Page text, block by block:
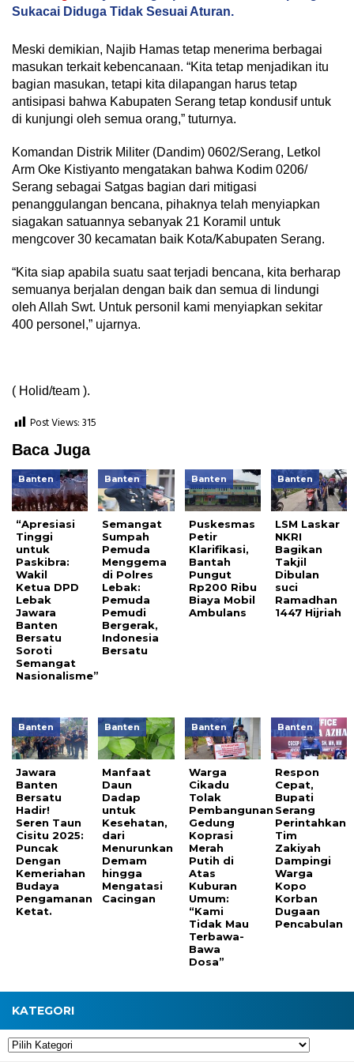
Sukacai Diduga Tidak Sesuai Aturan.
Meski demikian, Najib Hamas tetap menerima berbagai
masukan terkait kebencanaan. “Kita tetap menjadikan itu
bagian masukan, tetapi kita dilapangan harus tetap
antisipasi bahwa Kabupaten Serang tetap kondusif untuk
di kunjungi oleh semua orang,” tuturnya.
Komandan Distrik Militer (Dandim) 0602/Serang, Letkol
Arm Oke Kistiyanto mengatakan bahwa Kodim 0206/
Serang sebagai Satgas bagian dari mitigasi
penanggulangan bencana, pihaknya telah menyiapkan
siagakan satuannya sebanyak 21 Koramil untuk
mengcover 30 kecamatan baik Kota/Kabupaten Serang.
“Kita siap apabila suatu saat terjadi bencana, kita berharap
semuanya berjalan dengan baik dan semua di lindungi
oleh Allah Swt. Untuk personil kami menyiapkan sekitar
400 personel,” ujarnya.
( Holid/team ).
Post Views:315
Baca Juga
Banten
“Apresiasi
Tinggi
untuk
Paskibra:
Wakil
Ketua DPD
Lebak
Jawara
Banten
Bersatu
Soroti
Semangat
Nasionalisme”
Banten
Semangat
Sumpah
Pemuda
Menggema
di Polres
Lebak:
Pemuda
Pemudi
Bergerak,
Indonesia
Bersatu
Banten
Puskesmas
Petir
Klarifikasi,
Bantah
Pungut
Rp200 Ribu
Biaya Mobil
Ambulans
Banten
LSM Laskar
NKRI
Bagikan
Takjil
Dibulan
suci
Ramadhan
1447 Hijriah
Banten
Jawara
Banten
Bersatu
Hadir!
Seren Taun
Cisitu 2025:
Puncak
Dengan
Kemeriahan
Budaya
Pengamanan
Ketat.
Banten
Manfaat
Daun
Dadap
untuk
Kesehatan,
dari
Menurunkan
Demam
hingga
Mengatasi
Cacingan
Banten
Warga
Cikadu
Tolak
Pembangunan
Gedung
Koprasi
Merah
Putih di
Atas
Kuburan
Umum:
“Kami
Tidak Mau
Terbawa-
Bawa
Dosa”
Banten
Respon
Cepat,
Bupati
Serang
Perintahkan
Tim
Zakiyah
Dampingi
Warga
Kopo
Korban
Dugaan
Pencabulan
KATEGORI
Kategori